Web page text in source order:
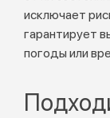
исключает
гарантирует
погоды или